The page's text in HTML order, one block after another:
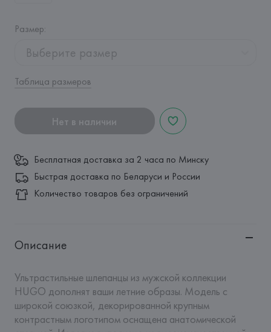
Размер:
Выберите размер
Таблица размеров
Нет в наличии
Бесплатная доставка за 2 часа по Минску
Быстрая доставка по Беларуси и России
Количество товаров без ограничений
Описание
Ультрастильные шлепанцы из мужской коллекции
HUGO дополнят ваши летние образы. Модель с
широкой союзкой, декорированной крупным
контрастным логотипом оснащена анатомической